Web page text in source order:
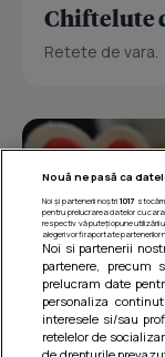
Chiftelute
Retete de vara.
Nouă ne pasă ca
Noi și partenerii noștri 1017
pentru prelucrarea datelor cu
respectiv vă puteți opune utilizării
alegeri vor fi raportate
Noi si partenerii
partenere,
prelucram date
personaliza
interesele si/sau
retelelor de